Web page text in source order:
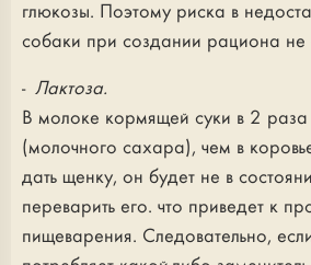
глюкозы. Поэтому риска в
собаки при создании рациона не
- Лактоза.
В молоке кормящей суки в 2
(молочного сахара), чем в
дать щенку, он будет не в
переварить его. что приведет к
пищеварения. Следовательно,